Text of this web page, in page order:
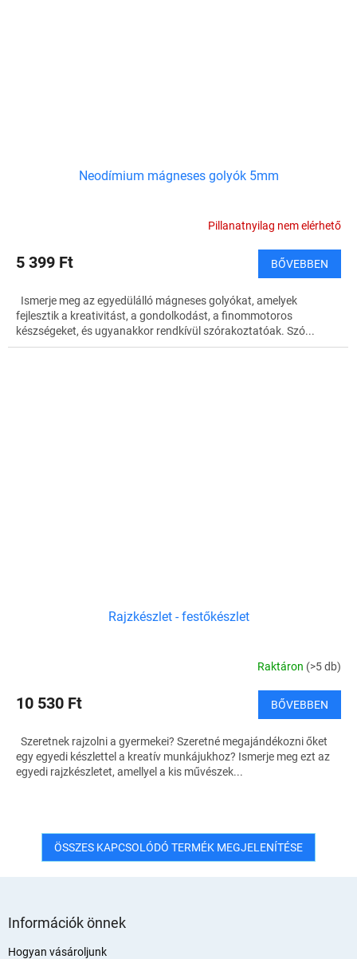
Neodímium mágneses golyók 5mm
Pillanatnyilag nem elérhető
5 399 Ft BŐVEBBEN
Ismerje meg az egyedülálló mágneses golyókat, amelyek
fejlesztik a kreativitást, a gondolkodást, a finommotoros
készségeket, és ugyanakkor rendkívül szórakoztatóak. Szó...
Rajzkészlet - festőkészlet
Raktáron (>5 db)
10 530 Ft BŐVEBBEN
Szeretnek rajzolni a gyermekei? Szeretné megajándékozni őket
egy egyedi készlettel a kreatív munkájukhoz? Ismerje meg ezt az
egyedi rajzkészletet, amellyel a kis művészek...
ÖSSZES KAPCSOLÓDÓ TERMÉK MEGJELENÍTÉSE
Információk önnek
Hogyan vásároljunk